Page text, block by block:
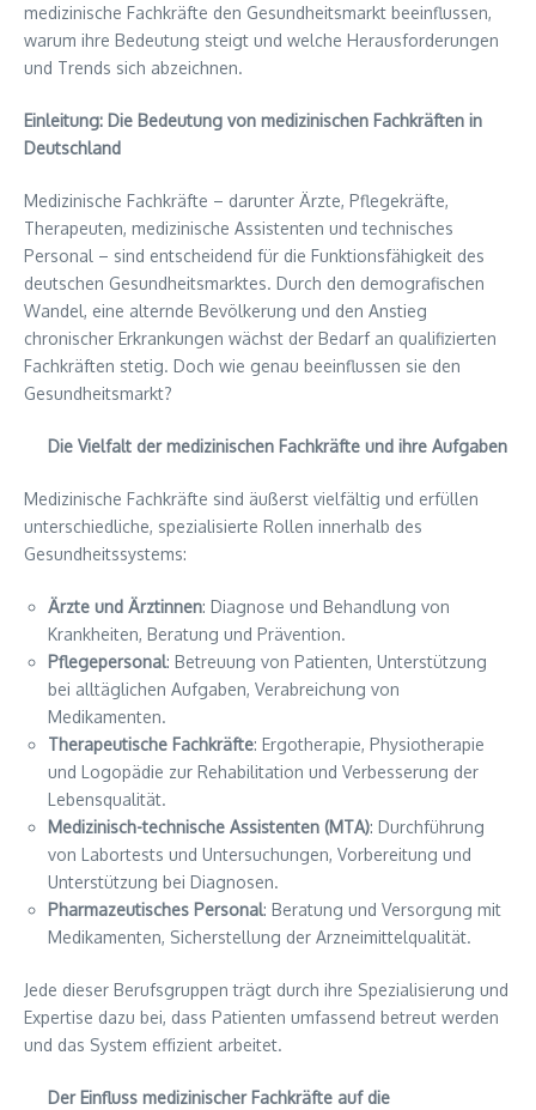
medizinische Fachkräfte den Gesundheitsmarkt beeinflussen,
warum ihre Bedeutung steigt und welche Herausforderungen
und Trends sich abzeichnen.
Einleitung: Die Bedeutung von medizinischen Fachkräften in
Deutschland
Medizinische Fachkräfte – darunter Ärzte, Pflegekräfte,
Therapeuten, medizinische Assistenten und technisches
Personal – sind entscheidend für die Funktionsfähigkeit des
deutschen Gesundheitsmarktes. Durch den demografischen
Wandel, eine alternde Bevölkerung und den Anstieg
chronischer Erkrankungen wächst der Bedarf an qualifizierten
Fachkräften stetig. Doch wie genau beeinflussen sie den
Gesundheitsmarkt?
Die Vielfalt der medizinischen Fachkräfte und ihre Aufgaben
Medizinische Fachkräfte sind äußerst vielfältig und erfüllen
unterschiedliche, spezialisierte Rollen innerhalb des
Gesundheitssystems:
Ärzte und Ärztinnen: Diagnose und Behandlung von
Krankheiten, Beratung und Prävention.
Pflegepersonal: Betreuung von Patienten, Unterstützung
bei alltäglichen Aufgaben, Verabreichung von
Medikamenten.
Therapeutische Fachkräfte: Ergotherapie, Physiotherapie
und Logopädie zur Rehabilitation und Verbesserung der
Lebensqualität.
Medizinisch-technische Assistenten (MTA): Durchführung
von Labortests und Untersuchungen, Vorbereitung und
Unterstützung bei Diagnosen.
Pharmazeutisches Personal: Beratung und Versorgung mit
Medikamenten, Sicherstellung der Arzneimittelqualität.
Jede dieser Berufsgruppen trägt durch ihre Spezialisierung und
Expertise dazu bei, dass Patienten umfassend betreut werden
und das System effizient arbeitet.
Der Einfluss medizinischer Fachkräfte auf die